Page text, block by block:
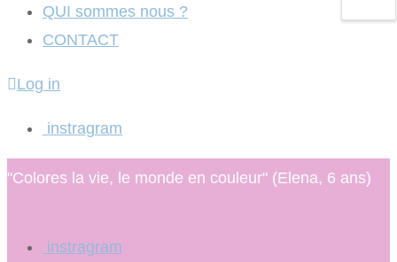
QUI sommes nous ?
CONTACT
Log in
instragram
"Colores la vie, le monde en couleur" (Elena, 6 ans)
instragram